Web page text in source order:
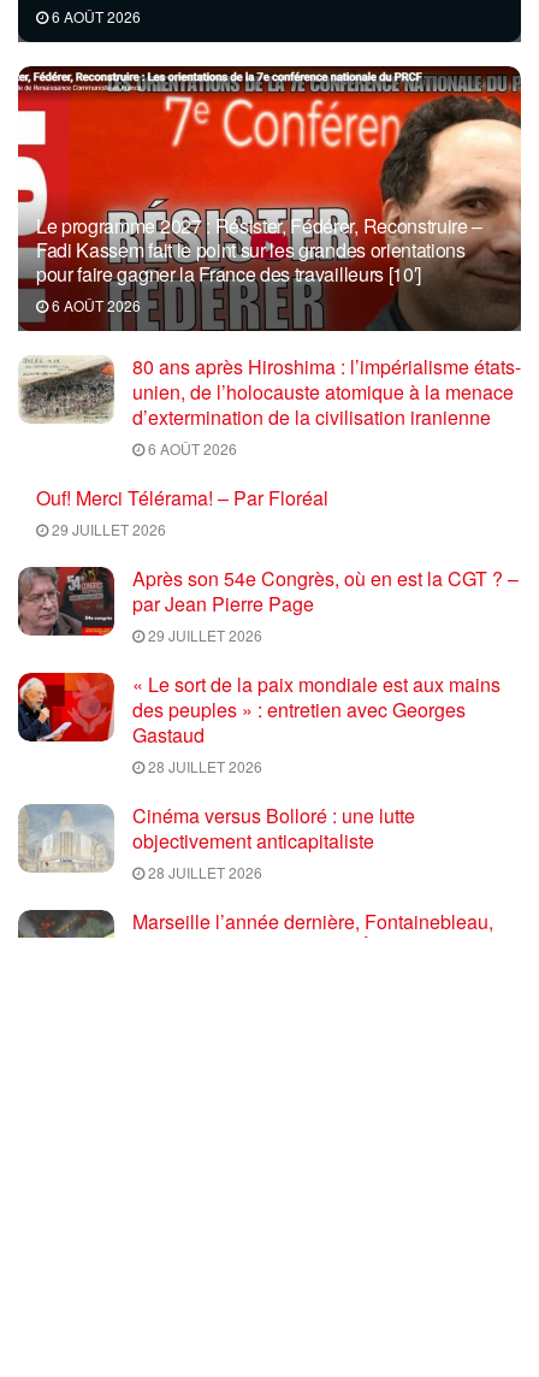
6 AOÛT 2026
Le programme 2027 : Résister, Fédérer, Reconstruire –
Fadi Kassem fait le point sur les grandes orientations
pour faire gagner la France des travailleurs [10′]
6 AOÛT 2026
80 ans après Hiroshima : l’impérialisme états-
unien, de l’holocauste atomique à la menace
d’extermination de la civilisation iranienne
6 AOÛT 2026
Ouf! Merci Télérama! – Par Floréal
29 JUILLET 2026
Après son 54e Congrès, où en est la CGT ? –
par Jean Pierre Page
29 JUILLET 2026
« Le sort de la paix mondiale est aux mains
des peuples » : entretien avec Georges
Gastaud
28 JUILLET 2026
Cinéma versus Bolloré : une lutte
objectivement anticapitaliste
28 JUILLET 2026
Marseille l’année dernière, Fontainebleau,
Arcachon, la Drôme et les Écrins cette année